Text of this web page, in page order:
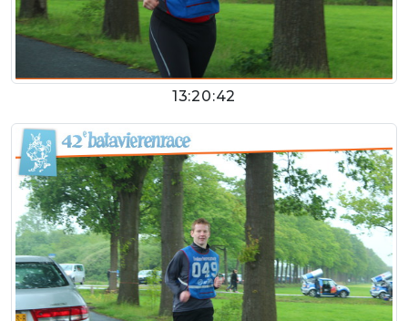
13:20:42